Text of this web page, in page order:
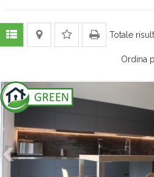
Totale
Ordina